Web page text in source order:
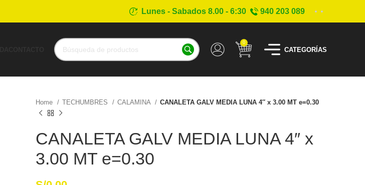
Lunes - Sabados 8.00 - 6:30 940 203 089
0
CATEGORÍAS
Home TECHUMBRES CALAMINA CANALETA GALV MEDIA LUNA 4″ x 3.00 MT e=0.30
CANALETA GALV MEDIA LUNA 4″ x
3.00 MT e=0.30